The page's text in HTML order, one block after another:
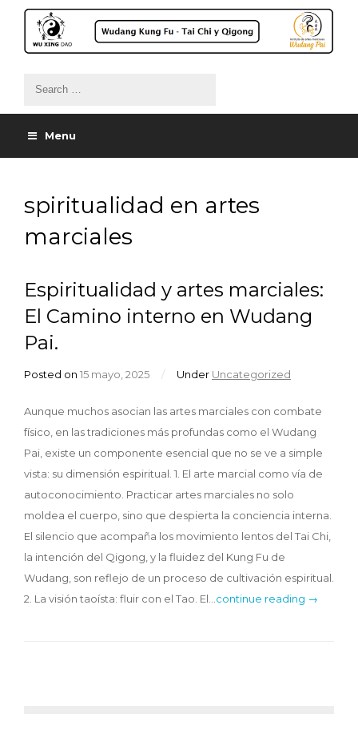
Menu
spiritualidad en artes
marciales
Espiritualidad y artes marciales:
El Camino interno en Wudang
Pai.
Posted on 15 mayo, 2025 / Under Uncategorized
Aunque muchos asocian las artes marciales con combate
físico, en las tradiciones más profundas como el Wudang
Pai, existe un componente esencial que no se ve a simple
vista: su dimensión espiritual. 1. El arte marcial como vía de
autoconocimiento. Practicar artes marciales no solo
moldea el cuerpo, sino que despierta la conciencia interna.
El silencio que acompaña los movimiento lentos del Tai Chi,
la intención del Qigong, y la fluidez del Kung Fu de
Wudang, son reflejo de un proceso de cultivación espiritual.
2. La visión taoísta: fluir con el Tao. El… continue reading →